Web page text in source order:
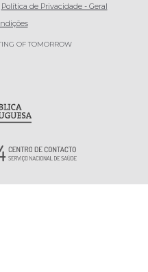
Política de Privacidade - Geral
OF TOMORROW